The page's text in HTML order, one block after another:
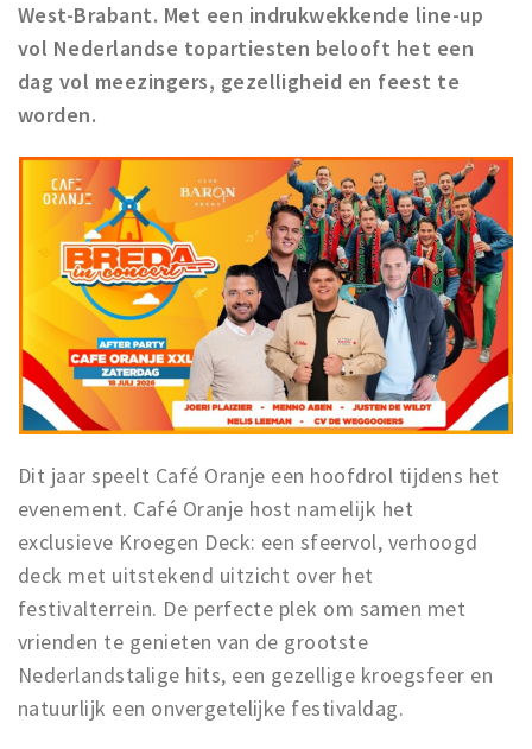
Natuurgebieden
Baroniepoorten
Sport
Privacy
Inloggen
West-Brabant. Met een indrukwekkende line-up
vol Nederlandse topartiesten belooft het een
dag vol meezingers, gezelligheid en feest te
worden.
Dit jaar speelt Café Oranje een hoofdrol tijdens het
evenement. Café Oranje host namelijk het
exclusieve Kroegen Deck: een sfeervol, verhoogd
deck met uitstekend uitzicht over het
festivalterrein. De perfecte plek om samen met
vrienden te genieten van de grootste
Nederlandstalige hits, een gezellige kroegsfeer en
natuurlijk een onvergetelijke festivaldag.